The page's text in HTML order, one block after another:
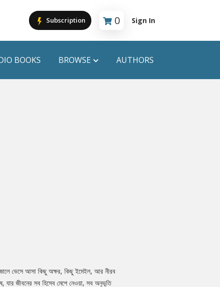
Subscription 0
Cart is empty
Sign In
BOOKS BROWSE AUTHORS
ভেসে আসা কিছু অক্ষর, কিছু ইমেইল, আর নীরব
যার জীবনের সব হিসেব মেপে নেওয়া, সব অনুভূতি